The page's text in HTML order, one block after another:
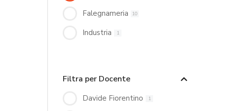
Falegnameria 10
Industria 1
Filtra per Docente
Davide Fiorentino 1